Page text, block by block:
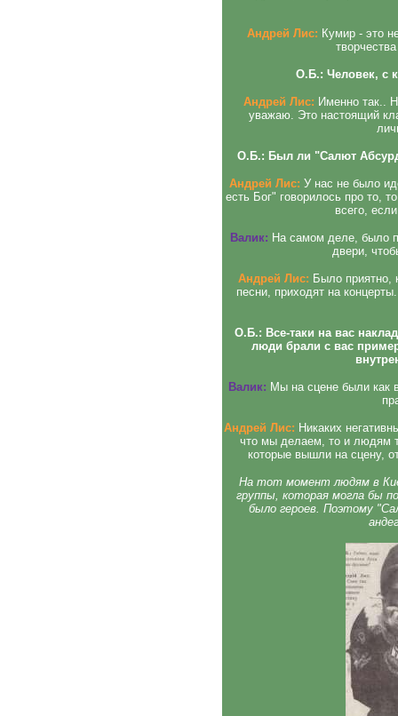
Андрей Лис: Кумир - это
О.Б.: Человек, с
Андрей Лис: Именно так..
уважаю. Это настоящий
О.Б.: Был ли "Салют
Андрей Лис: У нас не было
есть Бог" говорилось про то,
всего,
Валик: На самом деле, было
двери,
Андрей Лис: Было приятно,
песни, приходят на
О.Б.: Все-таки на вас
люди брали с вас
Валик: Мы на сцене были как
Андрей Лис: Никаких
что мы делаем, то и людям
которые вышли на сцену,
На тот момент людям в
группы, которая могла бы
было героев. Поэтому